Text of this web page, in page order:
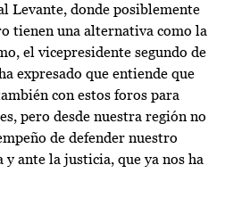
Levante, donde posiblemente
tienen una alternativa como la
el vicepresidente segundo de
expresado que entiende que
con estos foros para
pero desde nuestra región no
de defender nuestro
y ante la justicia, que ya nos ha